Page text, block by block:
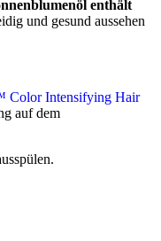
enthält
und gesund aussehen
Color Intensifying Hair
auf dem